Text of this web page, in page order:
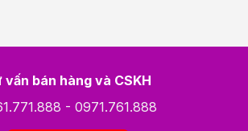
vấn bán hàng và CSKH
- 0971.761.888